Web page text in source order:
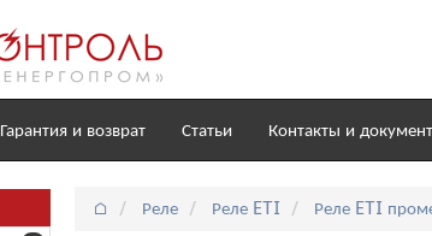
Гарантия и возврат Статьи Контакты и
⌂ Реле Реле ETI Реле ETI